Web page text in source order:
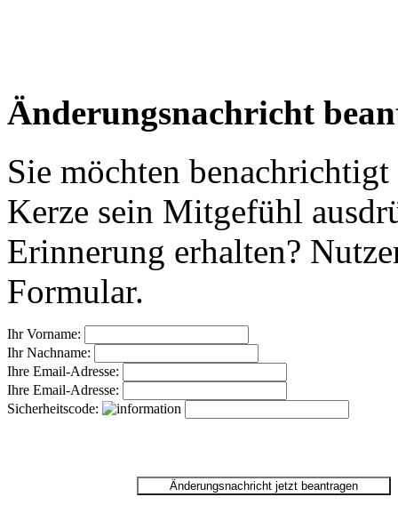
Änderungsnachricht
Sie möchten
Kerze sein Mitgefühl
Erinnerung erhalten?
Formular.
Ihr Vorname:
Ihr Nachname:
Ihre Email-Adresse:
Ihre Email-Adresse:
Sicherheitscode: